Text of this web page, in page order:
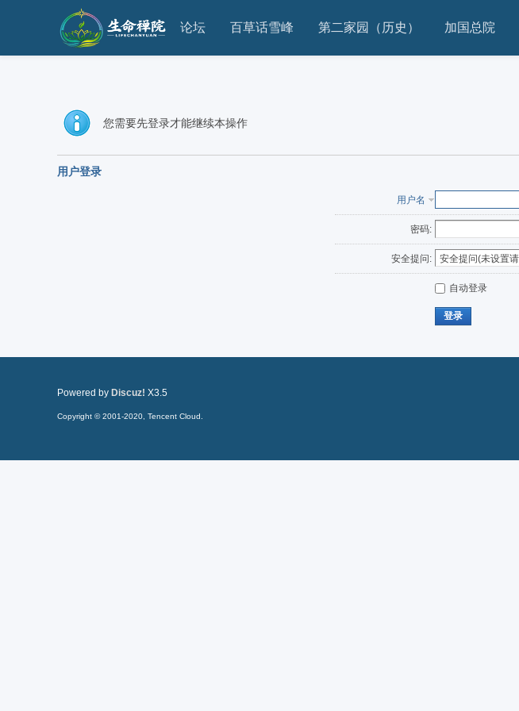
论坛 百草话雪峰 第二家园（历史） 加国总院
您需要先登录才能继续本操作
用户登录
用户名
密码:
安全提问:
自动登录
登录
Powered by Discuz! X3.5
Copyright © 2001-2020, Tencent Cloud.